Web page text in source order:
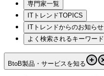
専門家一覧
ITトレンドTOPICS
ITトレンドからのお知らせ
よく検索されるキーワード
BtoB製品・サービスを知る